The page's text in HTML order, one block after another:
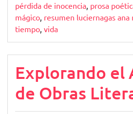
pérdida de inocencia, prosa
mágico, resumen luciernagas
tiempo, vida
Explorando el
de Obras